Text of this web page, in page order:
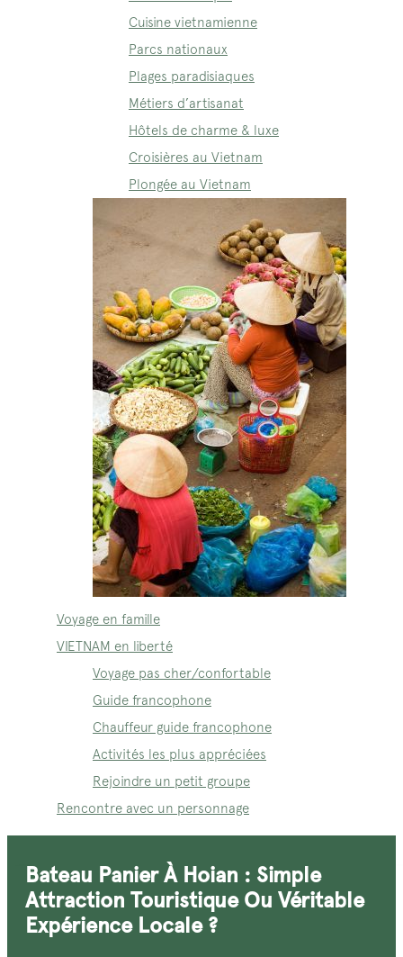
Cuisine vietnamienne
Parcs nationaux
Plages paradisiaques
Métiers d’artisanat
Hôtels de charme & luxe
Croisières au Vietnam
Plongée au Vietnam
Voyage en famille
VIETNAM en liberté
Voyage pas cher/confortable
Guide francophone
Chauffeur guide francophone
Activités les plus appréciées
Rejoindre un petit groupe
Rencontre avec un personnage
Bateau Panier À Hoian : Simple
Attraction Touristique Ou Véritable
Expérience Locale ?